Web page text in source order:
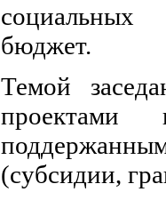
социальных
бюджет.
Темой
проектами
(субсидии,